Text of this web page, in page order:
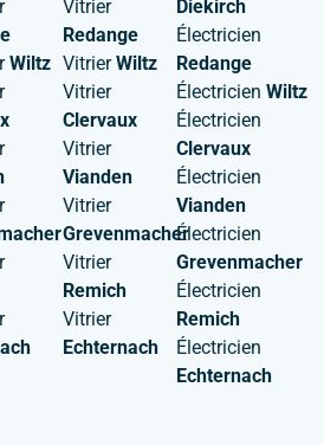
Wiltz
Vitrier
Redange
VitrierWiltz
Vitrier
Clervaux
Vitrier
Vianden
Vitrier
Grevenmacher
Vitrier
Remich
Vitrier
Echternach
Diekirch
Électricien
Redange
ÉlectricienWiltz
Électricien
Clervaux
Électricien
Vianden
Électricien
Grevenmacher
Électricien
Remich
Électricien
Echternach